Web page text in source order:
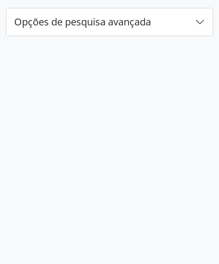
Opções de pesquisa avançada